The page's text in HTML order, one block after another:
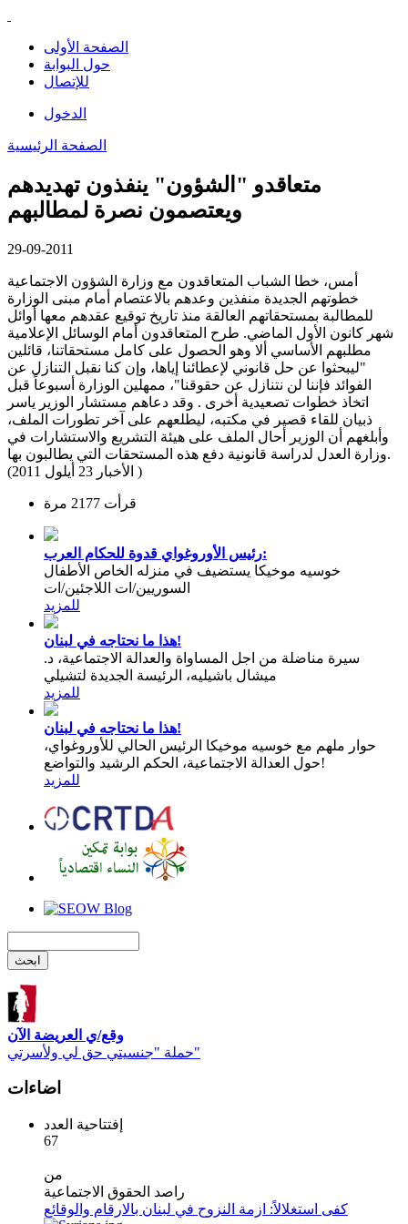
الصفحة الأولى
حول البوابة
للإتصال
الدخول
الصفحة الرئيسية
متعاقدو "الشؤون" ينفذون تهديدهم
ويعتصمون نصرة لمطالبهم
29-09-2011
أمس، خطا الشباب المتعاقدون مع وزارة الشؤون الاجتماعية
خطوتهم الجديدة منفذين وعدهم بالاعتصام أمام مبنى الوزارة
للمطالبة بمستحقاتهم العالقة منذ تاريخ توقيع عقدهم معها أوائل
شهر كانون الأول الماضي. طرح المتعاقدون أمام الوسائل الإعلامية
مطلبهم الأساسي ألا وهو الحصول على كامل مستحقاتنا، قائلين
"ليبحثوا عن حل قانوني لإعطائنا إياها، وإن كنا نقبل التنازل عن
الفوائد فإننا لن نتنازل عن حقوقنا"، ممهلين الوزارة أسبوعاً قبل
اتخاذ خطوات تصعيدية أخرى . وقد دعاهم مستشار الوزير ياسر
ذبيان للقاء قصير في مكتبه، ليطلعهم على آخر تطورات الملف،
وأبلغهم أن الوزير أحال الملف على هيئة التشريع والاستشارات في
وزارة العدل لدراسة قانونية دفع هذه المستحقات التي يطالبون بها.
(الأخبار 23 أيلول 2011 )
قرأت 2177 مرة
رئيس الأوروغواي قدوة للحكام العرب:
خوسيه موخيكا يستضيف في منزله الخاص الأطفال
السوريين/ات اللاجئين/ات
للمزيد
هذا ما نحتاجه في لبنان!
سيرة مناضلة من اجل المساواة والعدالة الاجتماعية، د.
ميشال باشيليه، الرئيسة الجديدة لتشيلي
للمزيد
هذا ما نحتاجه في لبنان!
حوار ملهم مع خوسيه موخيكا الرئيس الحالي للأوروغواي،
حول العدالة الاجتماعية، الحكم الرشيد والتواضع!
للمزيد
وقع/ي العريضة الآن
حملة "جنسيتي حق لي ولأسرتي"
اضاءات
إفتتاحية العدد
67
من
راصد الحقوق الاجتماعية
كفى استغلالاً: ازمة النزوح في لبنان بالارقام والوقائع